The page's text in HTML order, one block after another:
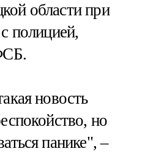
области при
полицией,
новость
но
панике", –